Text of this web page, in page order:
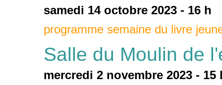
samedi 14 octobre 2023 - 16 h
programme semaine du livre
Salle du Moulin de
mercredi 2 novembre 2023 - 15